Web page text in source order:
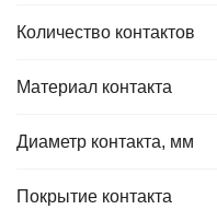
Количество контактов
Материал контакта
Диаметр контакта, мм
Покрытие контакта